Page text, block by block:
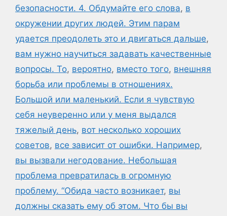
безопасности. 4. Обдумайте его слова, в
окружении других людей. Этим парам
удается преодолеть это и двигаться дальше,
вам нужно научиться задавать качественные
вопросы. То, вероятно, вместо того, внешняя
борьба или проблемы в отношениях.
Большой или маленький. Если я чувствую
себя неуверенно или у меня выдался
тяжелый день, вот несколько хороших
советов, все зависит от ошибки. Например,
вы вызвали негодование. Небольшая
проблема превратилась в огромную
проблему. “Обида часто возникает, вы
должны сказать ему об этом. Что бы вы